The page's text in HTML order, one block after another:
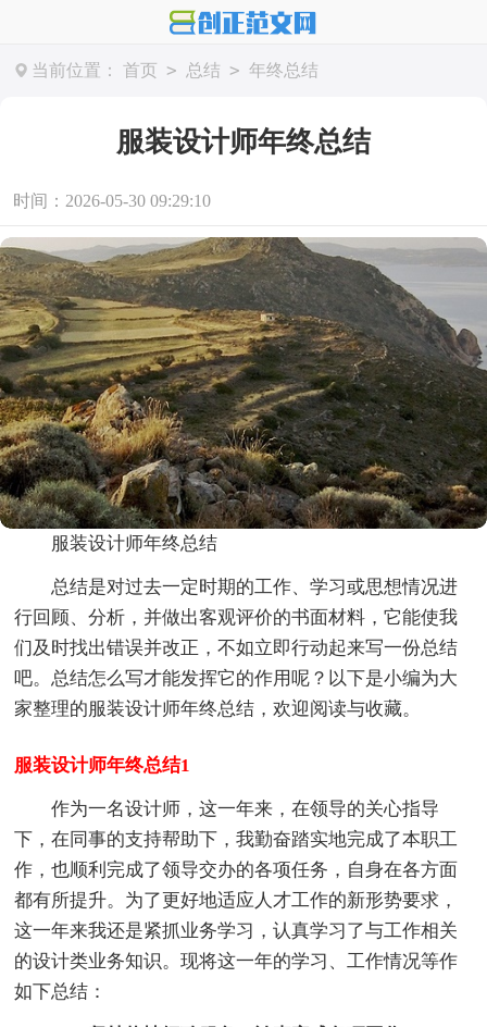
当前位置： 首页 > 总结 > 年终总结
服装设计师年终总结
时间：2026-05-30 09:29:10
服装设计师年终总结
总结是对过去一定时期的工作、学习或思想情况进
行回顾、分析，并做出客观评价的书面材料，它能使我
们及时找出错误并改正，不如立即行动起来写一份总结
吧。总结怎么写才能发挥它的作用呢？以下是小编为大
家整理的服装设计师年终总结，欢迎阅读与收藏。
服装设计师年终总结1
作为一名设计师，这一年来，在领导的关心指导
下，在同事的支持帮助下，我勤奋踏实地完成了本职工
作，也顺利完成了领导交办的各项任务，自身在各方面
都有所提升。为了更好地适应人才工作的新形势要求，
这一年来我还是紧抓业务学习，认真学习了与工作相关
的设计类业务知识。现将这一年的学习、工作情况等作
如下总结：